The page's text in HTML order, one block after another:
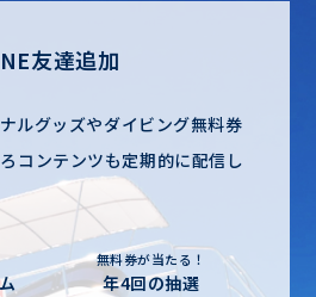
友達追加
ルグッズやダイビング無料券
コンテンツも定期的に配信し
無料券が当たる！
年4回の抽選